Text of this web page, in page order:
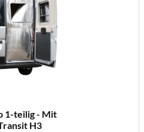
1-teilig - Mit
H3